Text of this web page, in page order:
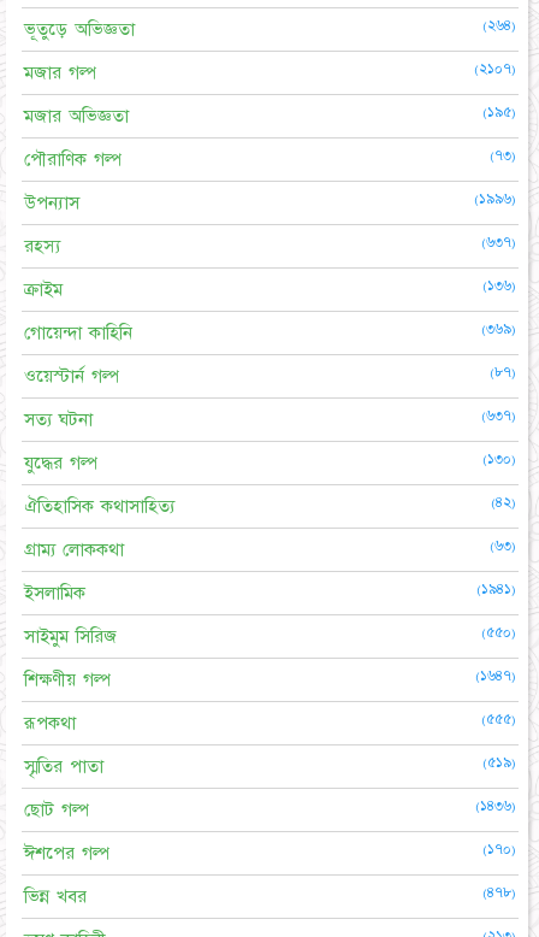
ভূতুড়ে অভিজ্ঞতা (২৬৪)
মজার গল্প (২১০৭)
মজার অভিজ্ঞতা (১৯৫)
পৌরাণিক গল্প (৭৩)
উপন্যাস (১৯৯৬)
রহস্য (৬৩৭)
ক্রাইম (১৩৬)
গোয়েন্দা কাহিনি (৩৬৯)
ওয়েস্টার্ন গল্প (৮৭)
সত্য ঘটনা (৬৩৭)
যুদ্ধের গল্প (১৩০)
ঐতিহাসিক কথাসাহিত্য (৪২)
গ্রাম্য লোককথা (৬৩)
ইসলামিক (১৯৪১)
সাইমুম সিরিজ (৫৫০)
শিক্ষণীয় গল্প (১৬৪৭)
রূপকথা (৫৫৫)
স্মৃতির পাতা (৫১৯)
ছোট গল্প (১৪৩৬)
ঈশপের গল্প (১৭০)
ভিন্ন খবর (৪৭৮)